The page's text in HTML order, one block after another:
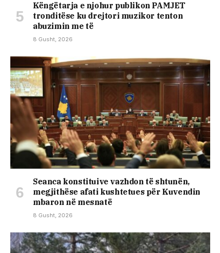
Këngëtarja e njohur publikon PAMJET
tronditëse ku drejtori muzikor tenton
abuzimin me të
8 Gusht, 2026
Seanca konstituive vazhdon të shtunën,
megjithëse afati kushtetues për Kuvendin
mbaron në mesnatë
8 Gusht, 2026